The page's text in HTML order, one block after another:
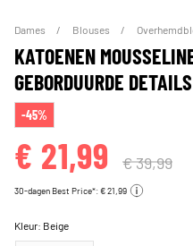
Dames Blouses
KATOENEN
GEBORDUURDE DETAILS
-45%
€ 21,99 € 39,99
30-dagen Best Price*: € 21,99
Kleur: Beige